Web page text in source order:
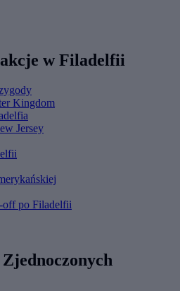
w Filadelfii
Kingdom
Jersey
off po Filadelfii